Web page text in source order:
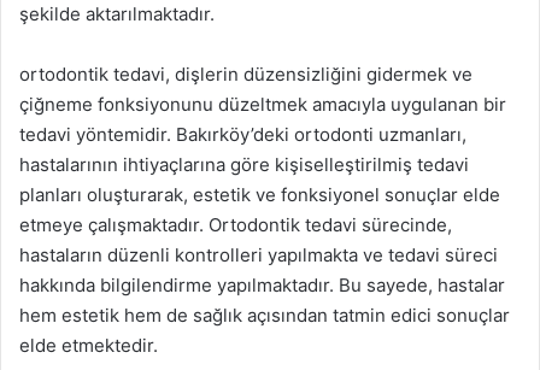
şekilde aktarılmaktadır.
ortodontik tedavi, dişlerin düzensizliğini gidermek ve
çiğneme fonksiyonunu düzeltmek amacıyla uygulanan bir
tedavi yöntemidir. Bakırköy’deki ortodonti uzmanları,
hastalarının ihtiyaçlarına göre kişiselleştirilmiş tedavi
planları oluşturarak, estetik ve fonksiyonel sonuçlar elde
etmeye çalışmaktadır. Ortodontik tedavi sürecinde,
hastaların düzenli kontrolleri yapılmakta ve tedavi süreci
hakkında bilgilendirme yapılmaktadır. Bu sayede, hastalar
hem estetik hem de sağlık açısından tatmin edici sonuçlar
elde etmektedir.